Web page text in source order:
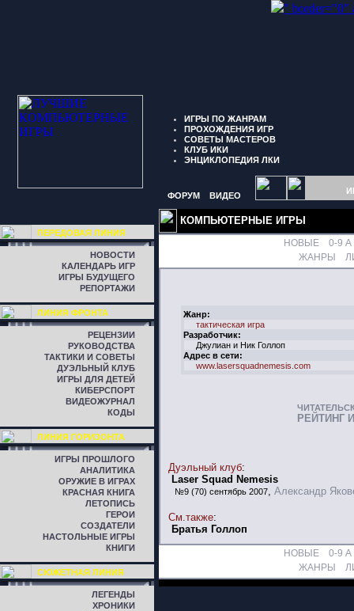
" border="0"
ИГРЫ ПО ЖАНРАМ
ПРОХОЖДЕНИЯ ИГР
СОВЕТЫ МАСТЕРОВ
КЛУБ ИКИ
ЭНЦИКЛОПЕДИЯ ЛКИ
ФОРУМ ВИДЕО
ПЕРЕДОВАЯ ЛИНИЯ
НОВОСТИ
КАЛЕНДАРЬ ИГР
ИГРЫ БУДУЩЕГО
РЕПОРТАЖИ
ЛИНИЯ ФРОНТА
РЕЦЕНЗИИ
РУКОВОДСТВА
ТАКТИКИ И СОВЕТЫ
ДУЭЛЬНЫЙ КЛУБ
ИГРЫ ДЛЯ ДЕТЕЙ
КИБЕРСПОРТ
ВИДЕОЖУРНАЛ
КОДЫ
ЛИНИЯ ГОРИЗОНТА
ИГРЫ ПРОШЛОГО
АНАЛИТИКА
ОРУЖИЕ В ИГРАХ
КРАСНАЯ КНИГА
ЛЕТОПИСЬ
ГЕРОИ
СОЗДАТЕЛИ
НАСТОЛЬНЫЕ ИГРЫ
КНИГИ
СЮЖЕТНАЯ ЛИНИЯ
ЛЕГЕНДЫ
ХРОНИКИ
КОМПЬЮТЕРНЫЕ ИГРЫ
НОВЫЕ 0-9 A
ЖАНРЫ
Жанр:
тактическая игра
Разработчик:
Джулиан и Ник Голлоп
Адрес в сети:
www.lasersquadnemesis.com
РЕЙТИНГ
Дуэльный клуб:
Laser Squad Nemesis
№9 (70) сентябрь 2007, Александр
См.также:
Братья Голлоп
НОВЫЕ 0-9 A
ЖАНРЫ